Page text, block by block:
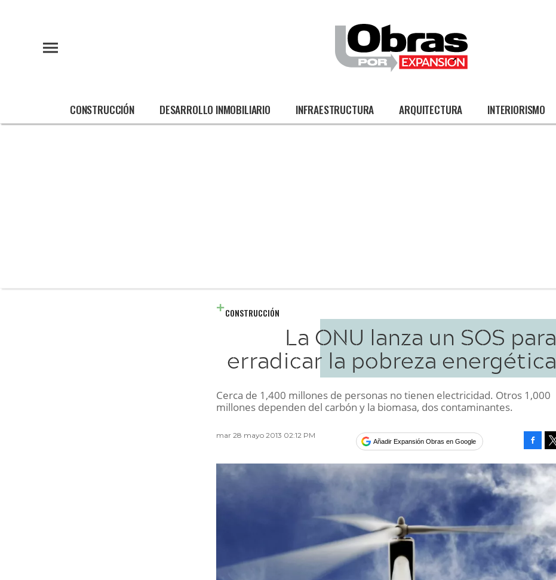
CONSTRUCCIÓN DESARROLLO INMOBILIARIO INFRAESTRUCTURA ARQUITECTURA INTERIORISMO
CONSTRUCCIÓN
La ONU lanza un SOS para
erradicar la pobreza energética
Cerca de 1,400 millones de personas no tienen electricidad. Otros 1,000
millones dependen del carbón y la biomasa, dos contaminantes.
mar 28 mayo 2013 02:12 PM
Añadir Expansión Obras en Google